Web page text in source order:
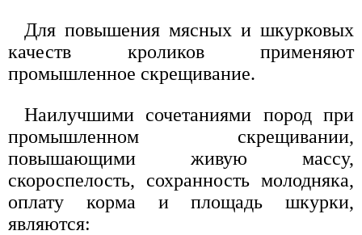
Для повышения мясных и шкурковых
качеств кроликов применяют
промышленное скрещивание.
Наилучшими сочетаниями пород при
промышленном скрещивании,
повышающими живую массу,
скороспелость, сохранность молодняка,
оплату корма и площадь шкурки,
являются: